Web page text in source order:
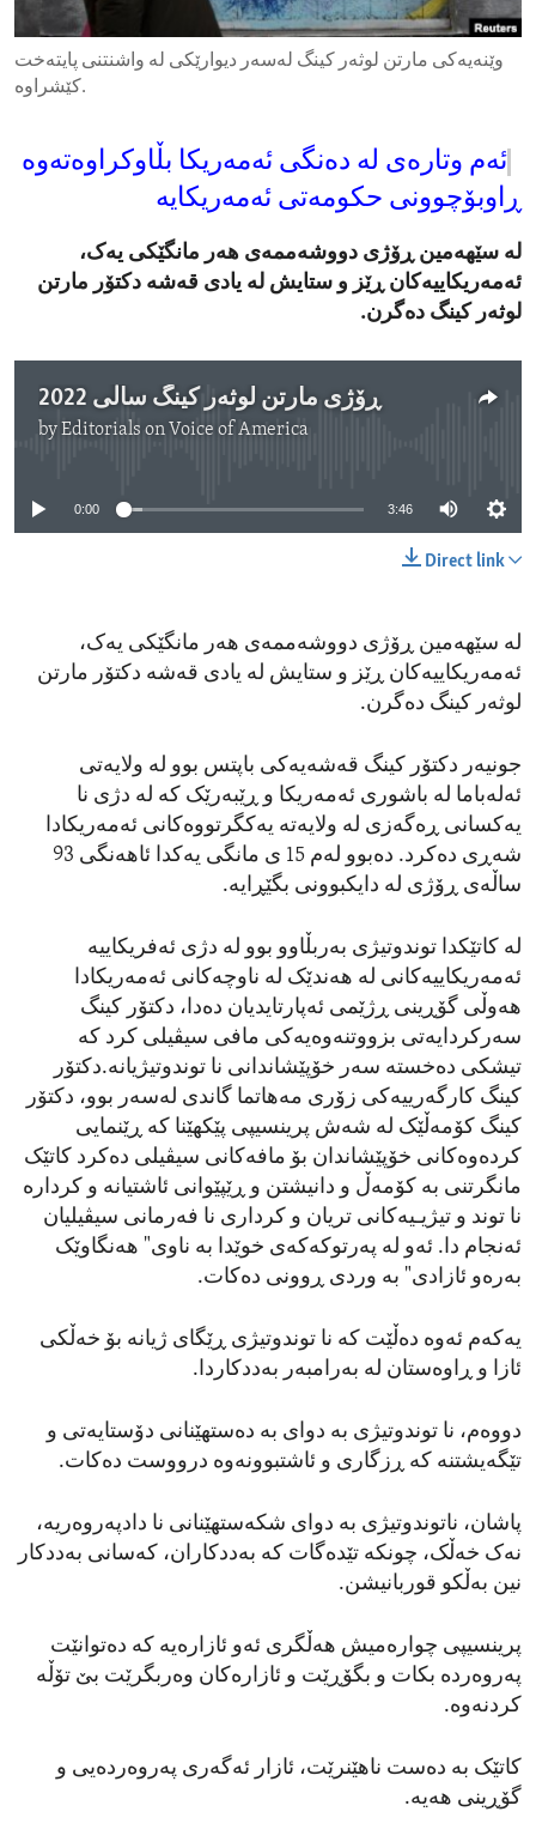
ENVIRONMENT AND HEALTH
IDEALS AND INSTITUTIONS
وێنەیەکی مارتن لوثەر کینگ لەسەر دیوارێکی لە واشنتنی پایتەخت
کێشراوە.
ئەم وتارەی لە دەنگی ئەمەریکا بڵاوکراوەتەوە
ڕاوبۆچوونی حکومەتی ئەمەریکایە
لە سێهەمین ڕۆژی دووشەممەی هەر مانگێکی یەک،
ئەمەریکاییەکان ڕێز و ستایش لە یادی قەشە دکتۆر مارتن
لوثەر کینگ دەگرن.
ڕۆژی مارتن لوثەر کینگ ساڵی 2022
byEditorials on Voice of America
0:00 3:46
Direct link
لە سێهەمین ڕۆژی دووشەممەی هەر مانگێکی یەک،
ئەمەریکاییەکان ڕێز و ستایش لە یادی قەشە دکتۆر مارتن
لوثەر کینگ دەگرن.
جونیەر دکتۆر کینگ قەشەیەکی باپتس بوو لە ولایەتی
ئەلەباما لە باشوری ئەمەریکا و ڕێبەرێک کە لە دژی نا
یەکسانی ڕەگەزی لە ولایەتە یەکگرتووەکانی ئەمەریکادا
شەڕی دەکرد. دەبوو لەم 15 ی مانگی یەکدا ئاهەنگی 93
ساڵەی ڕۆژی لە دایکبوونی بگێڕایە.
لە کاتێکدا توندوتیژی بەربڵاوو بوو لە دژی ئەفریکاییە
ئەمەریکاییەکانی لە هەندێک لە ناوچەکانی ئەمەریکادا
هەوڵی گۆڕینی ڕژێمی ئەپارتایدیان دەدا، دکتۆر کینگ
سەرکردایەتی بزووتنەوەیەکی مافی سیڤیلی کرد کە
تیشکی دەخستە سەر خۆپێشاندانی نا توندوتیژیانە.دکتۆر
کینگ کارگەرییەکی زۆری مەهاتما گاندی لەسەر بوو، دکتۆر
کینگ کۆمەڵێک لە شەش پرینسیپی پێکهێنا کە ڕێنمایی
کردەوەکانی خۆپێشاندان بۆ مافەکانی سیڤیلی دەکرد کاتێک
مانگرتنی بە کۆمەڵ و دانیشتن و ڕێپێوانی ئاشتیانە و کردارە
نا توند و تیژیـیەکانی تریان و کرداری نا فەرمانی سیڤیلیان
ئەنجام دا. ئەو لە پەرتوکەکەی خوێدا بە ناوی" هەنگاوێک
بەرەو ئازادی" بە وردی ڕوونی دەکات.
یەکەم ئەوە دەڵێت کە نا توندوتیژی ڕێگای ژیانە بۆ خەڵکی
ئازا و ڕاوەستان لە بەرامبەر بەددکاردا.
دووەم، نا توندوتیژی بە دوای بە دەستهێنانی دۆستایەتی و
تێگەیشتنە کە ڕزگاری و ئاشتبوونەوە درووست دەکات.
پاشان، ناتوندوتیژی بە دوای شکەستهێنانی نا دادپەروەریە،
نەک خەڵک، چونکە تێدەگات کە بەددکاران، کەسانی بەددکار
نین بەڵکو قوربانیشن.
پرینسیپی چوارەمیش هەڵگری ئەو ئازارەیە کە دەتوانێت
پەروەردە بکات و بگۆڕێت و ئازارەکان وەربگرێت بێ تۆڵە
کردنەوە.
کاتێک بە دەست ناهێنرێت، ئازار ئەگەری پەروەردەیی و
گۆڕینی هەیە.